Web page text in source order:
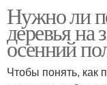
Нужно ли
деревья на
осенний
Чтобы понять, как